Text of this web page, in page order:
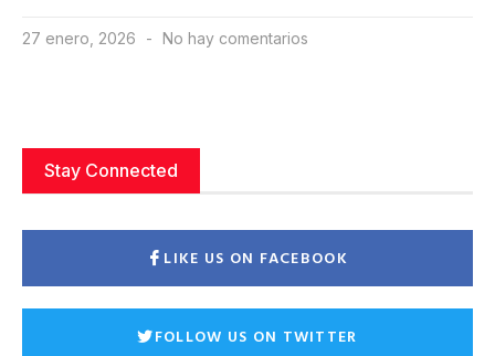
27 enero, 2026 No hay comentarios
Stay Connected
LIKE US ON FACEBOOK
FOLLOW US ON TWITTER